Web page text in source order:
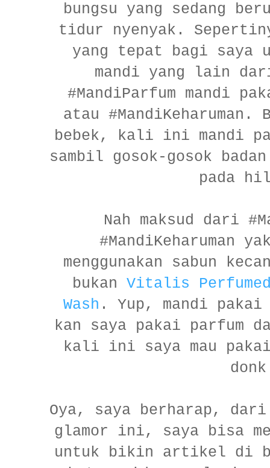
bungsu yang sedang
tidur nyenyak.
yang tepat bagi saya
mandi yang lain
#MandiParfum mandi
atau #MandiKeharuman.
bebek, kali ini mandi
sambil gosok-gosok
pada
Nah maksud dari
#MandiKeharuman
menggunakan sabun
bukan Vitalis
Wash . Yup, mandi
kan saya pakai
kali ini saya mau
Oya, saya berharap,
glamor ini, saya bisa
untuk bikin artikel di